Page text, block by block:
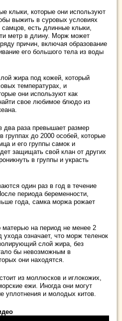
клыки, которые они используют
выжить в суровых условиях
самцов, есть длинные клыки,
метр в длину. Морж может
причин, включая образование
его большого тела из воды
жира под кожей, который
температурах, и
они используют как
свое любимое блюдо из
два раза превышает размер
до 2000 особей, которые
и его группы самок и
защищать свой клан от других
в группы и украсть
один раз в год в течение
периода беременности,
года, самка моржа рожает
матерью на период не менее 2
означает, что морж теленок
слой жира, без
бы невозможным в
они находятся.
из моллюсков и иглокожих,
ежи. Иногда они могут
уплотнения и молодых китов.